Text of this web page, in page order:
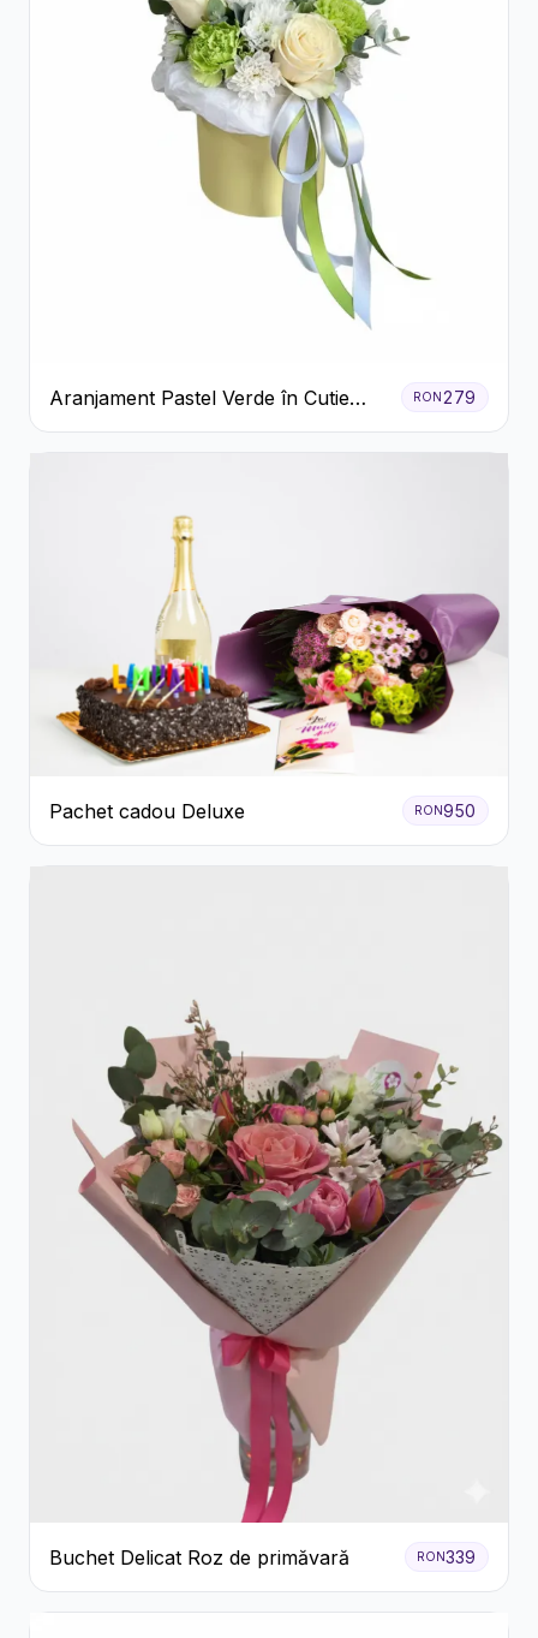
Aranjament Pastel Verde în Cutie
Galben Pal
RON279
Pachet cadou Deluxe RON950
Buchet Delicat Roz de primăvară RON339